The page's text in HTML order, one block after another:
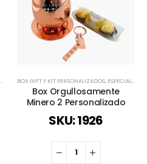
,ESPECIAL DÍA DEL PROFESOR,
BOX GIFT Y KIT PERSONALIZADOS, ESPECIAL DÍA DEL MINERO
Box Orgullosamente
Minero 2 Personalizado
SKU: 1926